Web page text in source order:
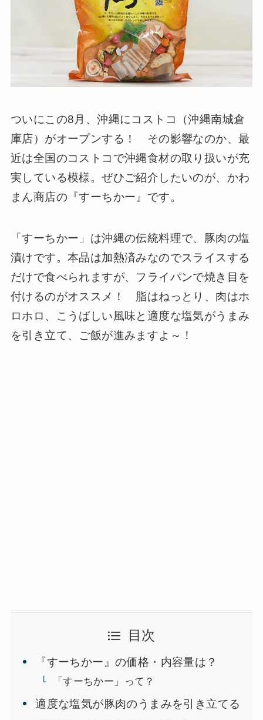
ついにこの8月、沖縄にコストコ（沖縄南城倉
庫店）がオープンする！ その影響なのか、最
近は全国のコストコで沖縄食材の取り扱いが充
実している模様。ぜひご紹介したいのが、かわ
まん商店の『すーちかー』です。
「すーちかー」は沖縄の伝統料理で、豚肉の塩
漬けです。本品は加熱済みなのでスライスする
だけで食べられますが、フライパンで焼き目を
付けるのがオススメ！ 脂はねっとり、肉はホ
ロホロ、こうばしい風味と適度な塩気がうまみ
を引き立て、ご飯が進みますよ～！
目次
『すーちかー』の価格・内容量は？
「すーちかー」って？
適度な塩気が豚肉のうまみを引き立てる